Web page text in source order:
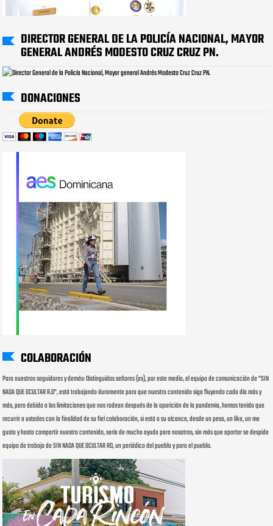
DIRECTOR GENERAL DE LA POLICÍA NACIONAL, MAYOR
GENERAL ANDRÉS MODESTO CRUZ CRUZ PN.
DONACIONES
COLABORACIÓN
Para nuestros seguidores y demás: Distinguidos señores (as), por este medio, el equipo de comunicación de "SIN
NADA QUE OCULTAR R.D", está trabajando duramente para que nuestro contenido siga fluyendo cada día más y
más, pero debido a las limitaciones que nos rodean después de la aparición de la pandemia, hemos tenido que
recurrir a ustedes con la finalidad de su fiel colaboración, si está a su alcance, desde un peso, un like, un me
gusta y hasta compartir nuestro contenido, sería de mucha ayuda para nosotros, sin más que aportar se despide
equipo de trabajo de SIN NADA QUE OCULTAR RD, un periódico del pueblo y para el pueblo.